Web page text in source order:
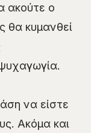
ακούτε ο
θα κυμανθεί
να είστε
Ακόμα και